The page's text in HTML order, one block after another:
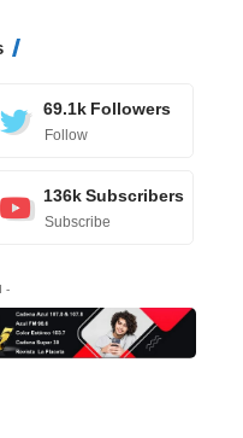
69.1k Followers
Follow
136k Subscribers
Subscribe
-